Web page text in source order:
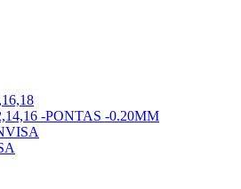
-PONTAS -0.20MM